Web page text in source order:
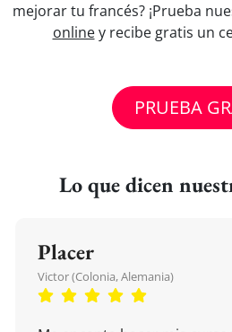
mejorar tu francés? ¡Prueba
onliney recibe gratis un
PRUEBA
Lo que dicen
Placer
Victor (Colonia, Alemania)